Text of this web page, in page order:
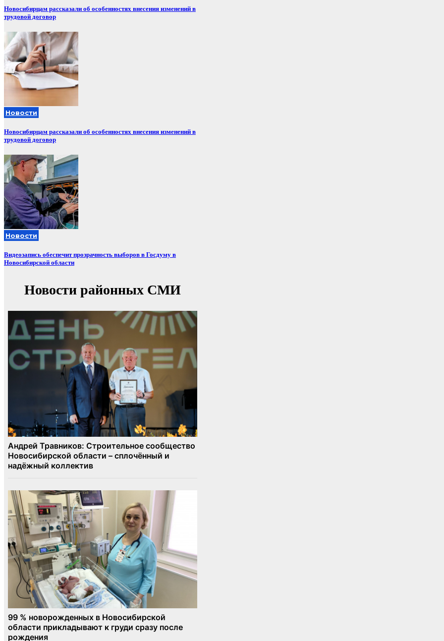
Новосибирцам рассказали об особенностях внесения изменений в
трудовой договор
Новости
Новосибирцам рассказали об особенностях внесения изменений в
трудовой договор
Новости
Видеозапись обеспечит прозрачность выборов в Госдуму в
Новосибирской области